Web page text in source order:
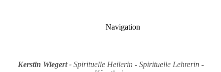
Navigation
Kerstin Wiegert - Spirituelle Heilerin - Spirituelle Lehrerin -